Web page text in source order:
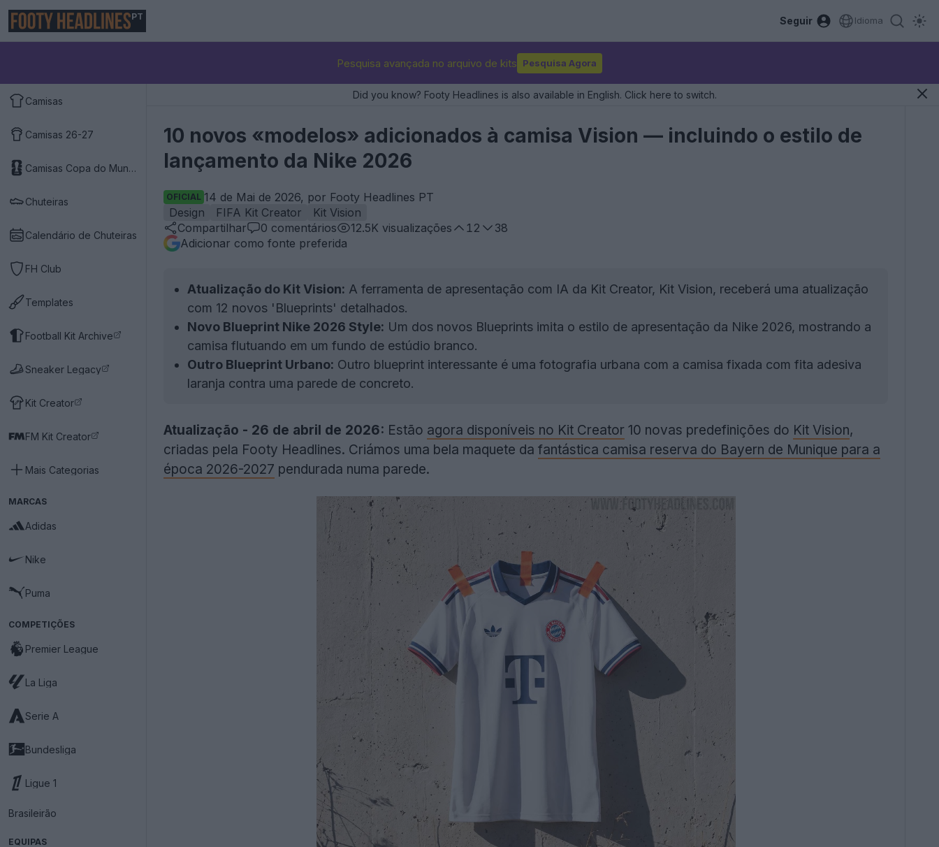
PT Seguir Idioma
Pesquisa avançada no arquivo de kits Pesquisa Agora
Camisas
Camisas 26-27
Camisas Copa do Mundo 2026
Chuteiras
Calendário de Chuteiras
FH Club
Templates
Football Kit Archive
Sneaker Legacy
Kit Creator
FM Kit Creator
Mais Categorias
MARCAS
Adidas
Nike
Puma
COMPETIÇÕES
Premier League
La Liga
Serie A
Bundesliga
Ligue 1
Brasileirão
EQUIPAS
Did you know? Footy Headlines is also available in English. Click here to switch.
10 novos «modelos» adicionados à camisa Vision — incluindo o estilo de
lançamento da Nike 2026
OFICIAL 14 de Mai de 2026, por Footy Headlines PT
Design
FIFA Kit Creator
Kit Vision
Compartilhar
0 comentários 12.5K visualizações 12
38
Adicionar como fonte preferida
Atualização do Kit Vision: A ferramenta de apresentação com IA da Kit Creator, Kit Vision, receberá uma atualização
com 12 novos 'Blueprints' detalhados.
Novo Blueprint Nike 2026 Style: Um dos novos Blueprints imita o estilo de apresentação da Nike 2026, mostrando a
camisa flutuando em um fundo de estúdio branco.
Outro Blueprint Urbano: Outro blueprint interessante é uma fotografia urbana com a camisa fixada com fita adesiva
laranja contra uma parede de concreto.
Atualização - 26 de abril de 2026: Estão agora disponíveis no Kit Creator 10 novas predefinições do Kit Vision,
criadas pela Footy Headlines. Criámos uma bela maquete da fantástica camisa reserva do Bayern de Munique para a
época 2026-2027 pendurada numa parede.